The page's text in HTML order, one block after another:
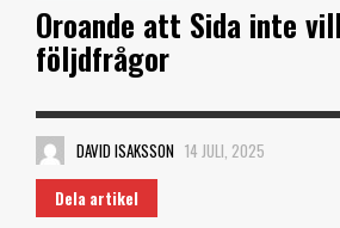
Oroande att Sida inte
följdfrågor
DAVID ISAKSSON 14 JULI, 2025
Dela artikel